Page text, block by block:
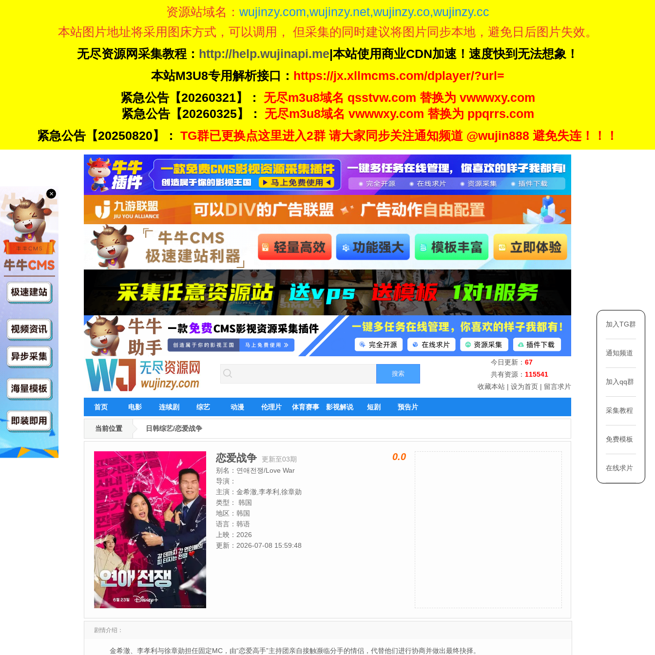
资源站域名： wujinzy.com,wujinzy.net,wujinzy.co,wujinzy.cc
本站图片地址将采用图床方式，可以调用， 但采集的同时建议将图片同步本地，避免日后图片失效。
无尽资源网采集教程： http://help.wujinapi.me|本站使用商业CDN加速！速度快到无法想象！
本站M3U8专用解析接口： https://jx.xllmcms.com/dplayer/?url=
紧急公告【20260321】：
无尽m3u8域名 qsstvw.com 替换为 vwwwxy.com
紧急公告【20260325】：
无尽m3u8域名 vwwwxy.com 替换为 ppqrrs.com
紧急公告【20250820】：
TG群已更换点这里进入2群 请大家同步关注通知频道 @wujin888 避免失连！！！
今日更新： 67
共有资源： 115541
收藏本站 | 设为首页 | 留言求片
首页 电影 连续剧 综艺 动漫 伦理片 体育赛事 影视解说 短剧 预告片
当前位置 日韩综艺/恋爱战争
恋爱战争 更新至03期 0.0
别名： 연애전쟁/Love War
导演：
主演： 金希澈,李孝利,徐章勋
类型：
韩国
地区： 韩国
语言： 韩语
上映： 2026
更新： 2026-07-08 15:59:48
剧情介绍：
金希澈、李孝利与徐章勋担任固定MC，由“恋爱高手”主持团亲自接触濒临分手的情侣，代替他们进行协商并做出最终抉择。
加入TG群
通知频道
加入qq群
采集教程
免费模板
在线求片
×